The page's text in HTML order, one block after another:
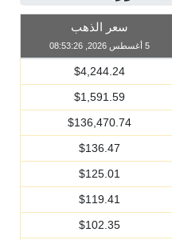
سعر الذهب
5 أغسطس 2026, 08:53:26
$4,244.24
$1,591.59
$136,470.74
$136.47
$125.01
$119.41
$102.35